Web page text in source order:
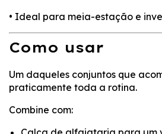
• Ideal para meia-estação e
Como usar
Um daqueles conjuntos que
praticamente toda a rotina.
Combine com: